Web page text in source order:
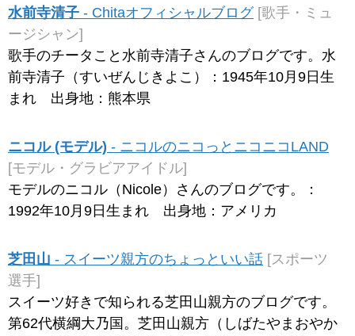
水前寺清子 - Chitaオフィシャルブログ [歌手・ミュ
ージシャン]
歌手のチータこと水前寺清子さんのブログです。水
前寺清子（すいぜんじきよこ）：1945年10月9日生
まれ 出身地：熊本県
ニコル (モデル) - ニコルのニコっとニコニコLAND
[モデル・グラビアアイドル]
モデルのニコル（Nicole）さんのブログです。：
1992年10月9日生まれ 出身地：アメリカ
芝田山 - スイーツ親方のちょっといい話 [スポーツ
選手]
スイーツ好きで知られる芝田山親方のブログです。
第62代横綱大乃国。芝田山親方（しばたやまおやか